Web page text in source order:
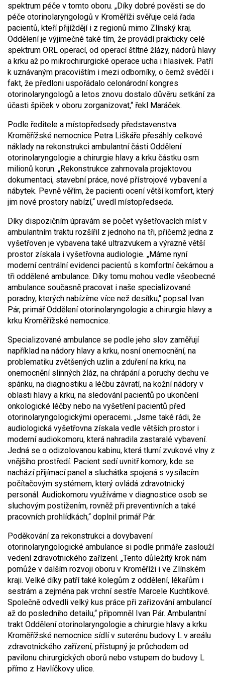
spektrum péče v tomto oboru. „Díky dobré pověsti se do
péče otorinolaryngologů v Kroměříži svěřuje celá řada
pacientů, kteří přijíždějí i z regionů mimo Zlínský kraj.
Oddělení je výjimečné také tím, že provádí prakticky celé
spektrum ORL operací, od operací štítné žlázy, nádorů hlavy
a krku až po mikrochirurgické operace ucha i hlasivek. Patří
k uznávaným pracovištím i mezi odborníky, o čemž svědčí i
fakt, že předloni uspořádalo celonárodní kongres
otorinolaryngologů a letos znovu dostalo důvěru setkání za
účasti špiček v oboru zorganizovat,“ řekl Maráček.
Podle ředitele a místopředsedy představenstva
Kroměřížské nemocnice Petra Liškáře přesáhly celkové
náklady na rekonstrukci ambulantní části Oddělení
otorinolaryngologie a chirurgie hlavy a krku částku osm
milionů korun. „Rekonstrukce zahrnovala projektovou
dokumentaci, stavební práce, nové přístrojové vybavení a
nábytek. Pevně věřím, že pacienti ocení větší komfort, který
jim nové prostory nabízí,“ uvedl místopředseda.
Díky dispozičním úpravám se počet vyšetřovacích míst v
ambulantním traktu rozšířil z jednoho na tři, přičemž jedna z
vyšetřoven je vybavena také ultrazvukem a výrazně větší
prostor získala i vyšetřovna audiologie. „Máme nyní
moderní centrální evidenci pacientů s komfortní čekárnou a
tři oddělené ambulance. Díky tomu mohou vedle všeobecné
ambulance současně pracovat i naše specializované
poradny, kterých nabízíme více než desítku,“ popsal Ivan
Pár, primář Oddělení otorinolaryngologie a chirurgie hlavy a
krku Kroměřížské nemocnice.
Specializované ambulance se podle jeho slov zaměřují
například na nádory hlavy a krku, nosní onemocnění, na
problematiku zvětšených uzlin a zduření na krku, na
onemocnění slinných žláz, na chrápání a poruchy dechu ve
spánku, na diagnostiku a léčbu závratí, na kožní nádory v
oblasti hlavy a krku, na sledování pacientů po ukončení
onkologické léčby nebo na vyšetření pacientů před
otorinolaryngologickými operacemi. „Jsme také rádi, že
audiologická vyšetřovna získala vedle větších prostor i
moderní audiokomoru, která nahradila zastaralé vybavení.
Jedná se o odizolovanou kabinu, která tlumí zvukové vlny z
vnějšího prostředí. Pacient sedí uvnitř komory, kde se
nachází přijímací panel a sluchátka spojená s vysílacím
počítačovým systémem, který ovládá zdravotnický
personál. Audiokomoru využíváme v diagnostice osob se
sluchovým postižením, rovněž při preventivních a také
pracovních prohlídkách,“ doplnil primář Pár.
Poděkování za rekonstrukci a dovybavení
otorinolaryngologické ambulance si podle primáře zaslouží
vedení zdravotnického zařízení. „Tento důležitý krok nám
pomůže v dalším rozvoji oboru v Kroměříži i ve Zlínském
kraji. Velké díky patří také kolegům z oddělení, lékařům i
sestrám a zejména pak vrchní sestře Marcele Kuchtíkové.
Společně odvedli velký kus práce při zařizování ambulancí
až do posledního detailu,“ připomněl Ivan Pár. Ambulantní
trakt Oddělení otorinolaryngologie a chirurgie hlavy a krku
Kroměřížské nemocnice sídlí v suterénu budovy L v areálu
zdravotnického zařízení, přístupný je průchodem od
pavilonu chirurgických oborů nebo vstupem do budovy L
přímo z Havlíčkovy ulice.